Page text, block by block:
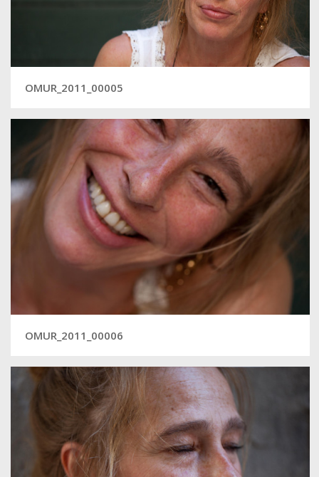
OMUR_2011_00005
OMUR_2011_00006